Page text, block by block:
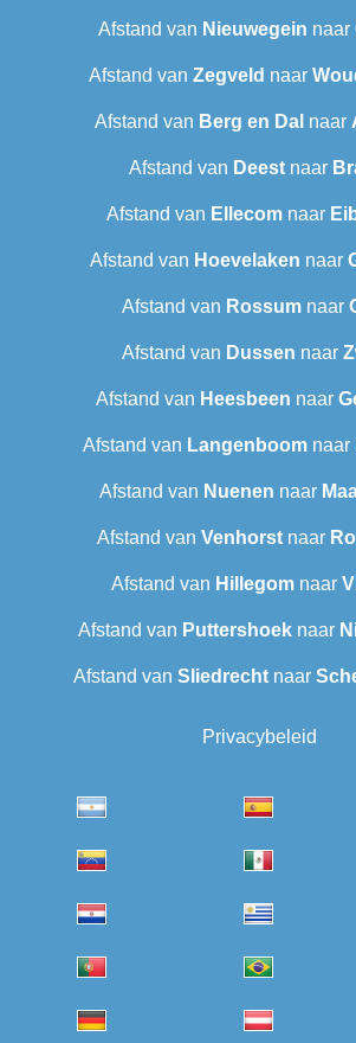
Afstand van Nieuwegein naar
Afstand van Zegveld naar
Afstand van Berg en Dal naar
Afstand van Deestnaar
Afstand van Ellecom naar
Afstand van Hoevelaken naar
Afstand van Rossum naar
Afstand van Dussen naar
Afstand van Heesbeen naar
Afstand van Langenboom naar
Afstand van Nuenen naar
Afstand van Venhorst naar
Afstand van Hillegomnaar
Afstand van Puttershoeknaar
Afstand van Sliedrechtnaar
Privacybeleid